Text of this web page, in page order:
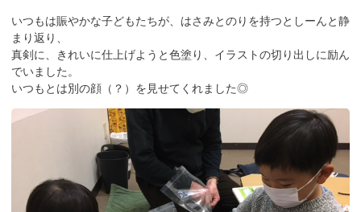
いつもは賑やかな子どもたちが、はさみとのりを持つとしーんと静
まり返り、
真剣に、きれいに仕上げようと色塗り、イラストの切り出しに励ん
でいました。
いつもとは別の顔（？）を見せてくれました◎